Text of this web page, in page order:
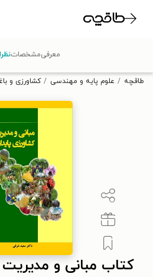
تخفیف از طاقچه
طاقچه علوم پایه و مهندسی کشاورزی و
کتاب مبانی و مدیریت
معرفیمشخصات